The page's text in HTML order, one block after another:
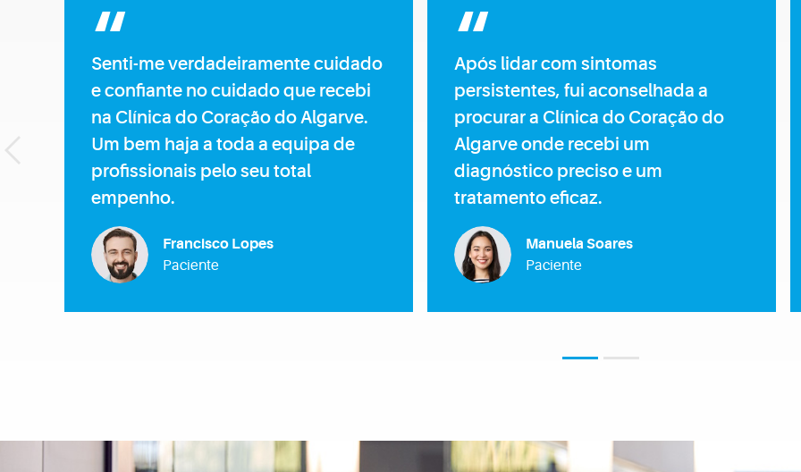
Após lidar com sintomas
persistentes, fui aconselhada a
procurar a Clínica do Coração do
Algarve onde recebi um
diagnóstico preciso e um
tratamento eficaz.
Manuela Soares
Paciente
Como profissional de saúde,
reconheço na Clínica do Coração
do Algarve as técnicas mais
inovadoras, bem como a
excelência, o mérito e a simpatia de
toda a equipa.
Mara Barbosa
Enfermeira
1 2